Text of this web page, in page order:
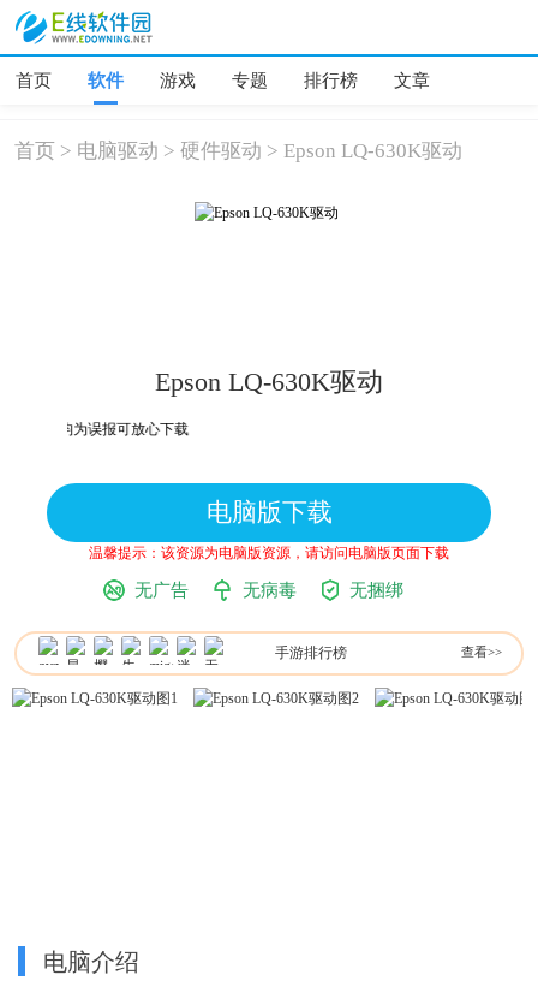
首页 软件 游戏 专题 排行榜 文章
首页 > 电脑驱动 >硬件驱动 > Epson LQ-630K驱动
Epson LQ-630K驱动
险，均为误报可放心下载
电脑版下载
温馨提示：该资源为电脑版资源，请访问电脑版页面下载
无广告 无病毒 无捆绑
手游排行榜 查看>>
电脑介绍